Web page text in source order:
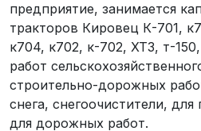
предприятие, занимается
тракторов Кировец К-701,
к704, к702, к-702, ХТЗ, т-
работ
строительно-дорожных
снега, снегоочистители,
для дорожных работ.